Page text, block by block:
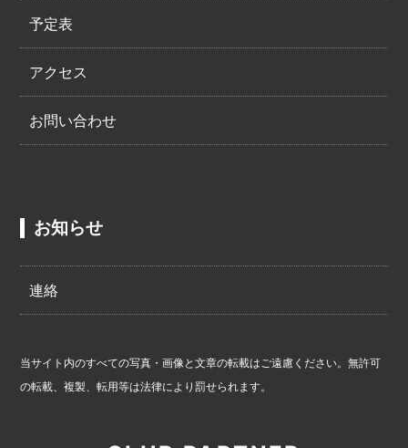
予定表
アクセス
お問い合わせ
お知らせ
連絡
当サイト内のすべての写真・画像と文章の転載はご遠慮ください。無許可
の転載、複製、転用等は法律により罰せられます。